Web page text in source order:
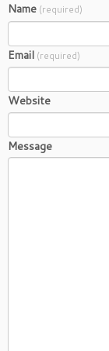
Name (required)
Email (required)
Website
Message